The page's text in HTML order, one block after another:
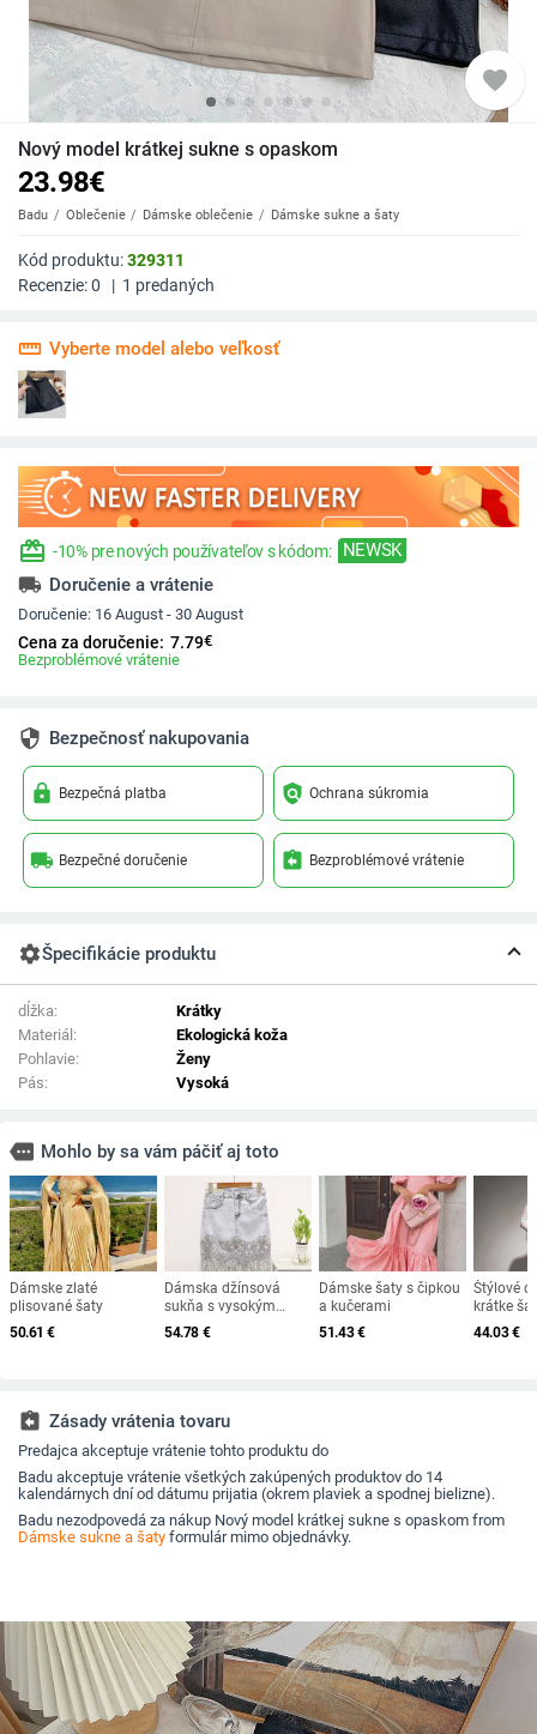
favorite
Nový model krátkej sukne s opaskom
23.98€
Badu Oblečenie Dámske oblečenie Dámske sukne a šaty
Kód produktu:329311
Recenzie:0 | 1 predaných
straighten Vyberte model alebo veľkosť
redeem -10% pre nových používateľov s kódom: NEWSK
local_shipping Doručenie a vrátenie
Doručenie: 16 August - 30 August
Cena za doručenie: 7.79€
Bezproblémové vrátenie
security Bezpečnosť nakupovania
lock Bezpečná platba policy Ochrana súkromia
local_shipping Bezpečné doručenie assignment_return Bezproblémové vrátenie
settingsŠpecifikácie produktu
dĺžka:
Krátky
Materiál:
Ekologická koža
Pohlavie:
Ženy
Pás:
Vysoká
more Mohlo by sa vám páčiť aj toto
Dámske zlaté
plisované šaty
50.61 €
Dámska džínsová
sukňa s vysokým
pásom a flitrami
54.78 €
Dámske šaty s čipkou
a kučerami
51.43€
Štýlové
krátke
rukávmi
44.03€
assignment_return Zásady vrátenia tovaru
Predajca akceptuje vrátenie tohto produktu do
Badu akceptuje vrátenie všetkých zakúpených produktov do 14
kalendárnych dní od dátumu prijatia (okrem plaviek a spodnej bielizne).
Badu nezodpovedá za nákup Nový model krátkej sukne s opaskom from
Dámske sukne a šaty formulár mimo objednávky.